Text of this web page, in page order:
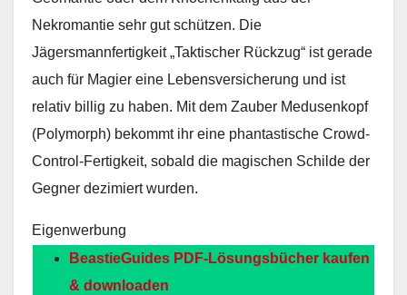
Nekromantie sehr gut schützen. Die
Jägersmannfertigkeit „Taktischer Rückzug“ ist gerade
auch für Magier eine Lebensversicherung und ist
relativ billig zu haben. Mit dem Zauber Medusenkopf
(Polymorph) bekommt ihr eine phantastische Crowd-
Control-Fertigkeit, sobald die magischen Schilde der
Gegner dezimiert wurden.
Eigenwerbung
BeastieGuides PDF-Lösungsbücher kaufen
& downloaden